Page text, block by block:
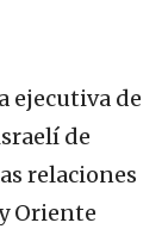
ejecutiva de
de
relaciones
Oriente